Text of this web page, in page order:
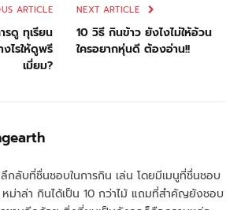
ARTICLE
รดู ทุเรียน
ไรให้ดูพรี
เมี่ยม?
NEXT ARTICLE
10 วิธี กินข้าว ยังไงไม่ให้อ้วน
ใครอยากหุ่นดี ต้องอ่าน!!
กลับที่ชื่นชอบในการกิน เล่น โดยมีเมนูที่ชื่นชอบ
ม่าล่า กินได้เป็น 10 กว่าไม้ แถมที่สำคัญยังชอบ